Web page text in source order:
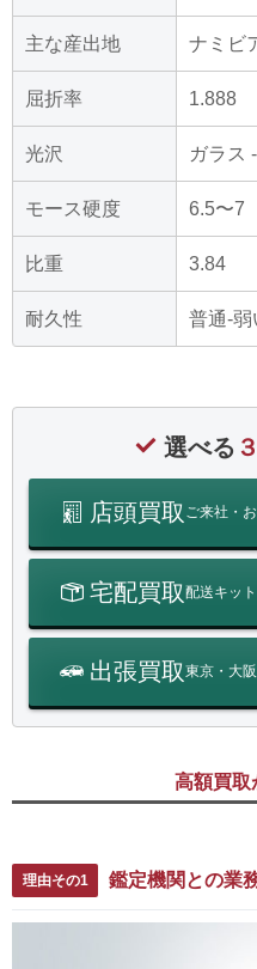
主な産出地 ナミビ
屈折率 1.888
光沢 ガラス
モース硬度 6.5〜7
比重 3.84
耐久性 普通-弱
選べる
店頭買取 ご来社・
宅配買取配送キッ
出張買取東京・大
高額買取
理由その1 鑑定機関との業